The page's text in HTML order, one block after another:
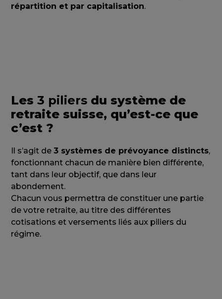
répartition et par capitalisation.
Les3 piliers du système de
retraite suisse, qu’est-ce que
c’est ?
Il s’agit de3 systèmes de prévoyance distincts,
fonctionnant chacun de manière bien différente,
tant dans leur objectif, que dans leur
abondement.
Chacun vous permettra de constituer une partie
de votre retraite, au titre des différentes
cotisations et versements liés aux piliers du
régime.